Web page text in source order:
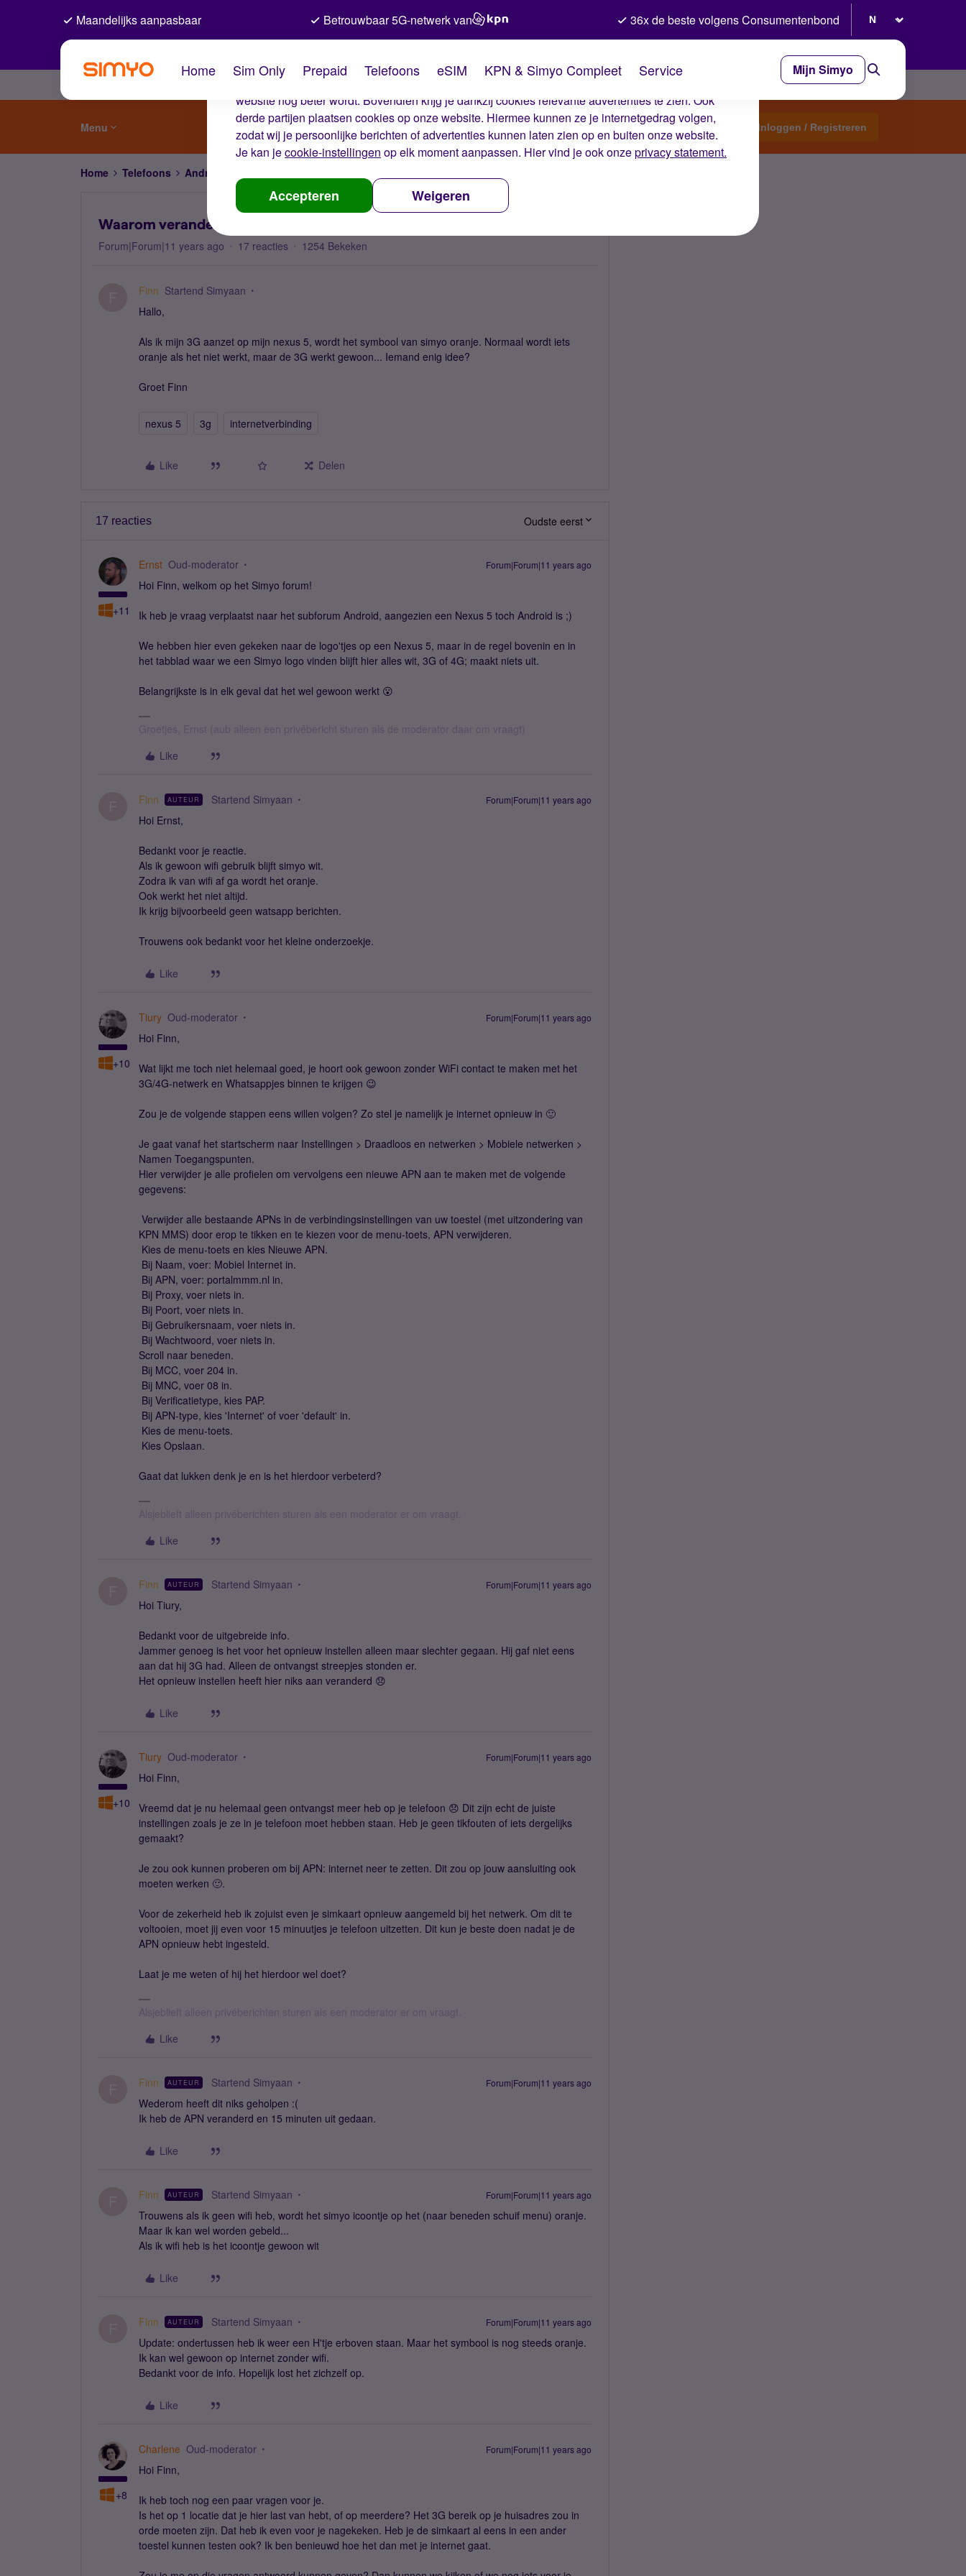
De cookies van Simyo
Wij gebruiken cookies op onze website. Met deze cookies zorgen wij ervoor dat je ervaring op de
website nog beter wordt. Bovendien krijg je dankzij cookies relevante advertenties te zien. Ook
derde partijen plaatsen cookies op onze website. Hiermee kunnen ze je internetgedrag volgen,
zodat wij je persoonlijke berichten of advertenties kunnen laten zien op en buiten onze website.
Je kan jecookie-instellingen op elk moment aanpassen. Hier vind je ook onzeprivacy statement.
Accepteren Weigeren
Maandelijks aanpasbaar Betrouwbaar 5G-netwerk van 36x de beste volgens Consumentenbond
Home Sim Only Prepaid Telefoons eSIM KPN & Simyo Compleet Service Mijn Simyo
Menu Start een topic Inloggen / Registreren
Home Telefoons Android
Waarom verandert logo van Simyo op mijn nexus 5 van kleur?
Forum|Forum|11 years ago 17 reacties 1254 Bekeken
Finn Startend Simyaan
Hallo,
Als ik mijn 3G aanzet op mijn nexus 5, wordt het symbool van simyo oranje. Normaal wordt iets
oranje als het niet werkt, maar de 3G werkt gewoon... Iemand enig idee?
Groet Finn
nexus 5 3g internetverbinding
Like Delen
17 reacties Oudste eerst
+11
Ernst Oud-moderator Forum|Forum|11 years ago
Hoi Finn, welkom op het Simyo forum!
Ik heb je vraag verplaatst naar het subforum Android, aangezien een Nexus 5 toch Android is ;)
We hebben hier even gekeken naar de logo'tjes op een Nexus 5, maar in de regel bovenin en in
het tabblad waar we een Simyo logo vinden blijft hier alles wit, 3G of 4G; maakt niets uit.
Belangrijkste is in elk geval dat het wel gewoon werkt 😮
Groetjes, Ernst (aub alleen een privébericht sturen als de moderator daar om vraagt)
Like
Finn AUTEUR Startend Simyaan Forum|Forum|11 years ago
Hoi Ernst,
Bedankt voor je reactie.
Als ik gewoon wifi gebruik blijft simyo wit.
Zodra ik van wifi af ga wordt het oranje.
Ook werkt het niet altijd.
Ik krijg bijvoorbeeld geen watsapp berichten.
Trouwens ook bedankt voor het kleine onderzoekje.
Like
+10
Tiury Oud-moderator Forum|Forum|11 years ago
Hoi Finn,
Wat lijkt me toch niet helemaal goed, je hoort ook gewoon zonder WiFi contact te maken met het
3G/4G-netwerk en Whatsappjes binnen te krijgen 😉
Zou je de volgende stappen eens willen volgen? Zo stel je namelijk je internet opnieuw in 🙂
Je gaat vanaf het startscherm naar Instellingen > Draadloos en netwerken > Mobiele netwerken >
Namen Toegangspunten.
Hier verwijder je alle profielen om vervolgens een nieuwe APN aan te maken met de volgende
gegevens:
 Verwijder alle bestaande APNs in de verbindingsinstellingen van uw toestel (met uitzondering van
KPN MMS) door erop te tikken en te kiezen voor de menu-toets, APN verwijderen.
 Kies de menu-toets en kies Nieuwe APN.
 Bij Naam, voer: Mobiel Internet in.
 Bij APN, voer: portalmmm.nl in.
 Bij Proxy, voer niets in.
 Bij Poort, voer niets in.
 Bij Gebruikersnaam, voer niets in.
 Bij Wachtwoord, voer niets in.
Scroll naar beneden.
 Bij MCC, voer 204 in.
 Bij MNC, voer 08 in.
 Bij Verificatietype, kies PAP.
 Bij APN-type, kies 'Internet' of voer 'default' in.
 Kies de menu-toets.
 Kies Opslaan.
Gaat dat lukken denk je en is het hierdoor verbeterd?
Alsjeblieft alleen privéberichten sturen als een moderator er om vraagt.
Like
Finn AUTEUR Startend Simyaan Forum|Forum|11 years ago
Hoi Tiury,
Bedankt voor de uitgebreide info.
Jammer genoeg is het voor het opnieuw instellen alleen maar slechter gegaan. Hij gaf niet eens
aan dat hij 3G had. Alleen de ontvangst streepjes stonden er.
Het opnieuw instellen heeft hier niks aan veranderd 😞
Like
+10
Tiury Oud-moderator Forum|Forum|11 years ago
Hoi Finn,
Vreemd dat je nu helemaal geen ontvangst meer heb op je telefoon 😞 Dit zijn echt de juiste
instellingen zoals je ze in je telefoon moet hebben staan. Heb je geen tikfouten of iets dergelijks
gemaakt?
Je zou ook kunnen proberen om bij APN: internet neer te zetten. Dit zou op jouw aansluiting ook
moeten werken 🙂.
Voor de zekerheid heb ik zojuist even je simkaart opnieuw aangemeld bij het netwerk. Om dit te
voltooien, moet jij even voor 15 minuutjes je telefoon uitzetten. Dit kun je beste doen nadat je de
APN opnieuw hebt ingesteld.
Laat je me weten of hij het hierdoor wel doet?
Alsjeblieft alleen privéberichten sturen als een moderator er om vraagt.
Like
Finn AUTEUR Startend Simyaan Forum|Forum|11 years ago
Wederom heeft dit niks geholpen :(
Ik heb de APN veranderd en 15 minuten uit gedaan.
Like
Finn AUTEUR Startend Simyaan Forum|Forum|11 years ago
Trouwens als ik geen wifi heb, wordt het simyo icoontje op het (naar beneden schuif menu) oranje.
Maar ik kan wel worden gebeld...
Als ik wifi heb is het icoontje gewoon wit
Like
Finn AUTEUR Startend Simyaan Forum|Forum|11 years ago
Update: ondertussen heb ik weer een H'tje erboven staan. Maar het symbool is nog steeds oranje.
Ik kan wel gewoon op internet zonder wifi.
Bedankt voor de info. Hopelijk lost het zichzelf op.
Like
+8
Charlene Oud-moderator Forum|Forum|11 years ago
Hoi Finn,
Ik heb toch nog een paar vragen voor je.
Is het op 1 locatie dat je hier last van hebt, of op meerdere? Het 3G bereik op je huisadres zou in
orde moeten zijn. Dat heb ik even voor je nagekeken. Heb je de simkaart al eens in een ander
toestel kunnen testen ook? Ik ben benieuwd hoe het dan met je internet gaat.